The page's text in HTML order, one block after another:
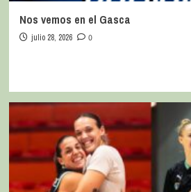
Nos vemos en el Gasca
julio 28, 2026 0